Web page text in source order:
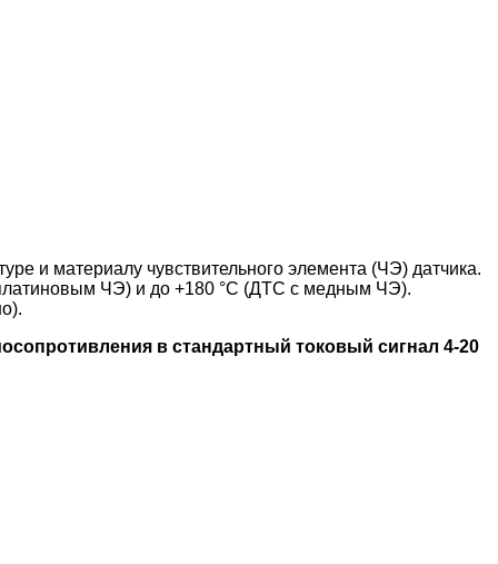
и материалу чувствительного элемента (ЧЭ) датчика.
платиновым ЧЭ) и до +180 °С (ДТС с медным ЧЭ).
в стандартный токовый сигнал 4-20